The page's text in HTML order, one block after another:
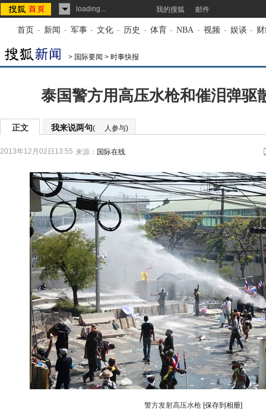
loading... 我的搜狐 邮件
首页 - 新闻 - 军事 - 文化 - 历史 - 体育 - NBA - 视频 - 娱谈 -
> 国际要闻 > 时事快报
泰国警方用高压水枪和催泪弹驱
正文 我来说两句( 人参与)
2013年12月02日13:55 来源： 国际在线
警方发射高压水枪 [保存到相册]